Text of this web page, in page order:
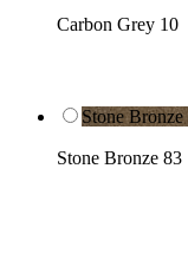
Carbon Grey 10
Stone Bronze
Stone Bronze 83